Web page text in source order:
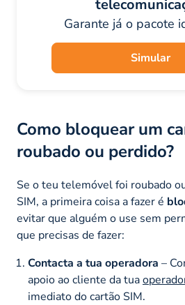
Garante já o pacote
Simular
Como bloquear um
roubado ou perdido?
Se o teu telemóvel foi roubado
SIM, a primeira coisa a fazer é
evitar que alguém o use sem
que precisas de fazer:
Contacta a tua operadora –
apoio ao cliente da tua
imediato do cartão SIM.